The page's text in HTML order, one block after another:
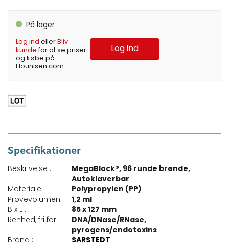
På lager
Log ind ellerBliv
kundefor at se priser
og købe på
Hounisen.com
Log ind
Specifikationer
Beskrivelse :
MegaBlock®, 96 runde brønde,
Autoklaverbar
Materiale :
Polypropylen (PP)
Prøvevolumen :
1,2 ml
B x L :
85 x 127 mm
Renhed, fri for :
DNA/DNase/RNase,
pyrogens/endotoxins